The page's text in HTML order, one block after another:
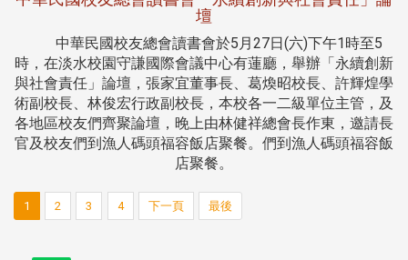
壇
中華民國校友總會讀書會於5月27日(六)下午1時至5
時，在淡水校園守謙國際會議中心有蓮廳，舉辦「永續創新
與社會責任」論壇，張家宜董事長、葛煥昭校長、許輝煌學
術副校長、林俊宏行政副校長，本校各一二級單位主管，及
各地區校友們齊聚論壇，晚上由林健祥總會長作東，邀請長
官及校友們到漁人碼頭福容飯店聚餐。們到漁人碼頭福容飯
店聚餐。
1 2 3 4 下一頁 最後